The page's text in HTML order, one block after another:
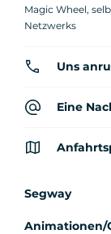
Magic Wheel,
Netzwerks
Uns
Eine
Segway
Animationen/